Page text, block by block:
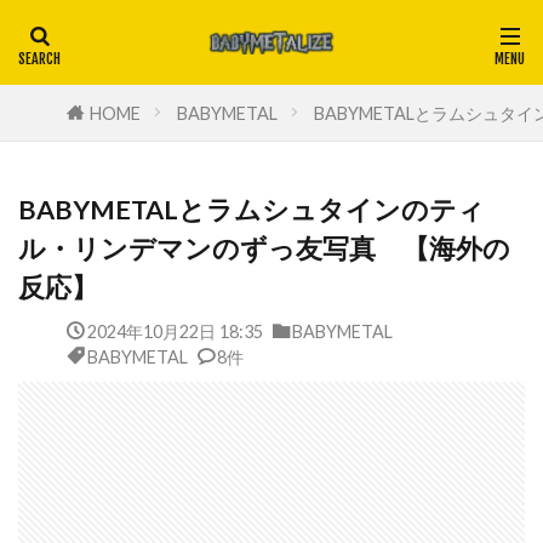
HOME BABYMETAL BABYMETALとラムシュタ
BABYMETALとラムシュタインのティ
ル・リンデマンのずっ友写真 【海外の
反応】
2024年10月22日 18:35
BABYMETAL
BABYMETAL
8件